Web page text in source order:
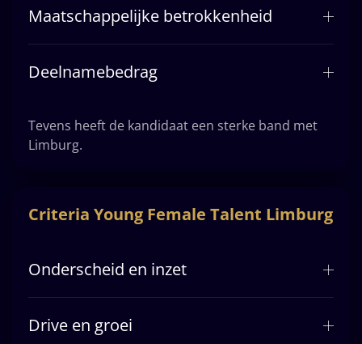
Maatschappelijke betrokkenheid
Deelnamebedrag
Tevens heeft de kandidaat een sterke band met
Limburg.
Criteria Young Female Talent Limburg
Onderscheid en inzet
Drive en groei